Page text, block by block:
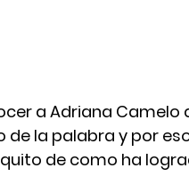
a Adriana Camelo
de la palabra y por
de como ha